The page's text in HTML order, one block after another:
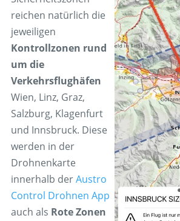
reichen natürlich die
jeweiligen
Kontrollzonen rund
um die
Verkehrsflughäfen
Wien, Linz, Graz,
Salzburg, Klagenfurt
und Innsbruck. Diese
werden in der
Drohnenkarte
innerhalb derAustro
Control Drohnen App
auch als Rote Zonen